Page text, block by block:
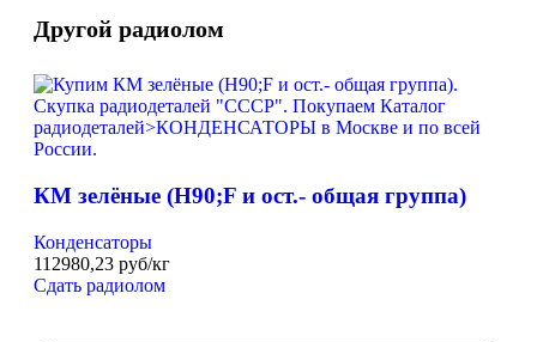
Другой радиолом
КМ зелёные (H90;F и ост.- общая группа)
Конденсаторы
112980,23 руб/кг
Сдать радиолом